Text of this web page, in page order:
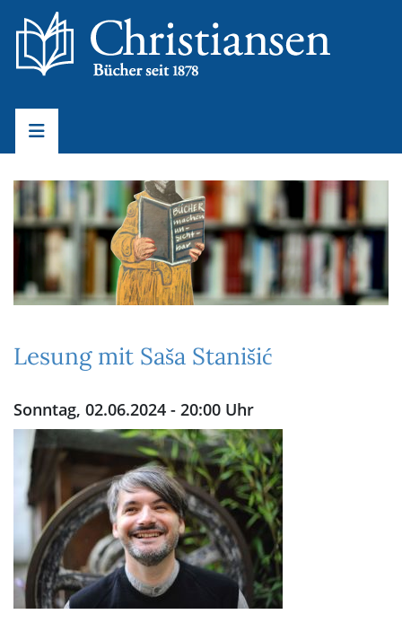
Lesung mit Saša Stanišić
Sonntag, 02.06.2024 - 20:00 Uhr